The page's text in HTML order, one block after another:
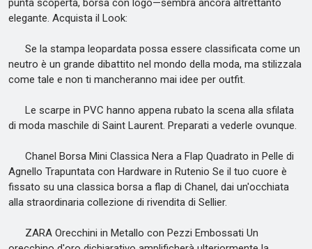
punta scoperta, borsa con logo—sembra ancora altrettanto
elegante. Acquista il Look:
Se la stampa leopardata possa essere classificata come un
neutro è un grande dibattito nel mondo della moda, ma stilizzala
come tale e non ti mancheranno mai idee per outfit.
Le scarpe in PVC hanno appena rubato la scena alla sfilata
di moda maschile di Saint Laurent. Preparati a vederle ovunque.
Chanel Borsa Mini Classica Nera a Flap Quadrato in Pelle di
Agnello Trapuntata con Hardware in Rutenio Se il tuo cuore è
fissato su una classica borsa a flap di Chanel, dai un'occhiata
alla straordinaria collezione di rivendita di Sellier.
ZARA Orecchini in Metallo con Pezzi Embossati Un